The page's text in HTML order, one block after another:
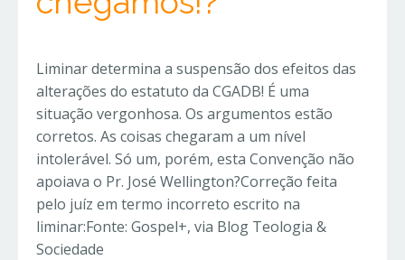
Liminar determina a suspensão dos efeitos das
alterações do estatuto da CGADB! É uma
situação vergonhosa. Os argumentos estão
corretos. As coisas chegaram a um nível
intolerável. Só um, porém, esta Convenção não
apoiava o Pr. José Wellington?Correção feita
pelo juíz em termo incorreto escrito na
liminar:Fonte: Gospel+, via Blog Teologia &
Sociedade